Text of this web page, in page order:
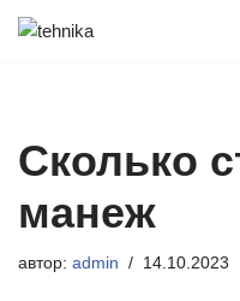
Сколько
манеж
автор: admin 14.10.2023